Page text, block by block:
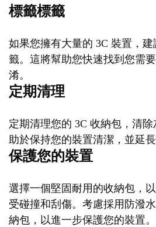
標籤標籤
如果您擁有大量的 3C 裝置，
籤。這將幫助您快速找到您需
淆。
定期清理
定期清理您的 3C 收納包，清
助於保持您的裝置清潔，並延
保護您的裝置
選擇一個堅固耐用的收納包，
受碰撞和刮傷。考慮採用防潑
納包，以進一步保護您的裝置。